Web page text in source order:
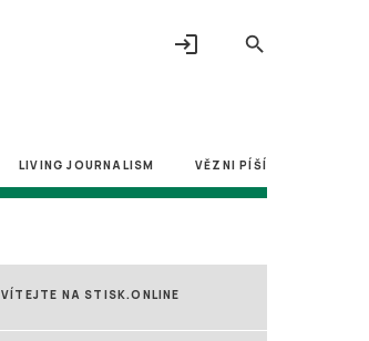
search
login
LIVING JOURNALISM VĚZNI PÍŠÍ
VÍTEJTE NA STISK.ONLINE